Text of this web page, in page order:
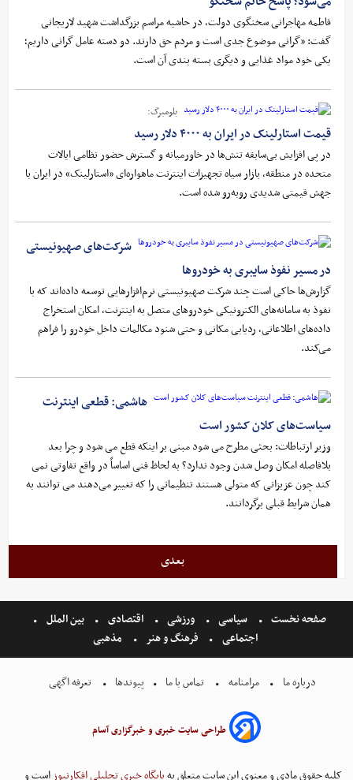
فاطمه مهاجرانی سخنگوی‌ دولت، در حاشیه مراسم بزرگداشت شهید لاریجانی
گفت: «گرانی موضوع جدی است و مردم حق دارند. دو دسته عامل گرانی داریم؛
یکی خود مواد غذایی و دیگری بسته بندی آن است.
بلومبرگ:
قیمت استارلینک در ایران به ۴۰۰۰ دلار رسید
در پی افزایش بی‌سابقه تنش‌ها در خاورمیانه و گسترش حضور نظامی ایالات
متحده در منطقه، بازار سیاه تجهیزات اینترنت ماهواره‌ای «استارلینک» در ایران با
جهش قیمتی شدیدی روبه‌رو شده است.
شرکت‌های صهیونیستی
در مسیر نفوذ سایبری به خودروها
گزارش‌ها حاکی است چند شرکت صهیونیستی نرم‌افزارهایی توسعه داده‌اند که با
نفوذ به سامانه‌های الکترونیکی خودروهای متصل به اینترنت، امکان استخراج
داده‌های اطلاعاتی، ردیابی مکانی و حتی شنود مکالمات داخل خودرو را فراهم
می‌کند.
هاشمی: قطعی اینترنت
سیاست‌های کلان کشور است
وزیر ارتباطات: بحثی مطرح می شود مبنی بر اینکه قطع می شود و چرا بعد
بلافاصله امکان وصل شدن وجود ندارد؟ به لحاظ فنی اساساً در واقع تفاوتی نمی
کند چون عزیزانی که متولی هستند تنظیماتی را که تغییر می‌دهند می توانند به
همان شرایط قبلی برگردانند.
بعدی
صفحه نخست سیاسی ورزشی اقتصادی
بین الملل
اجتماعی
فرهنگ و هنر مذهبی
درباره ما مرامنامه تماس با ما پیوندها تعرفه اگهی
طراحی سایت خبری و خبرگزاری آسام
کلیه حقوق مادی و معنوی این سایت متعلق بهپایگاه خبری تحلیلی افکارنیوز است و